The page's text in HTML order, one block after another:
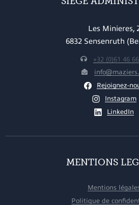
Les Minieres,
6832 Sensenruth
+32 (0)61 46
Rejoignez-
Instagram
LinkedIn
MENTIONS
Mentions
Politique de